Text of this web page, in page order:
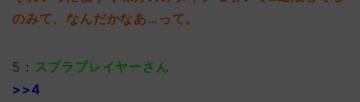
のみて、なんだかなあ…って。
5： スプラプレイヤーさん
>>4